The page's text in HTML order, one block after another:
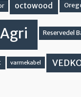
octowood
Reservedel
varmekabel